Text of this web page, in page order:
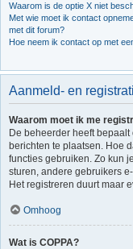
Waarom is de optie X niet
Met wie moet ik contact
met dit forum?
Hoe neem ik contact op met
Aanmeld- en
Waarom moet ik me
De beheerder heeft
berichten te plaatsen. Hoe
functies gebruiken. Zo kun
sturen, andere gebruikers
Het registreren duurt maar
Omhoog
Wat is COPPA?